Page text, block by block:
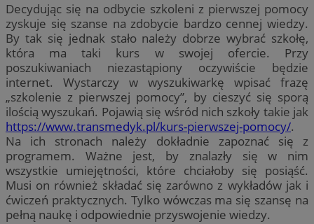
Decydując się na odbycie szkoleni z pierwszej pomocy
zyskuje się szanse na zdobycie bardzo cennej wiedzy.
By tak się jednak stało należy dobrze wybrać szkołę,
która ma taki kurs w swojej ofercie. Przy
poszukiwaniach niezastąpiony oczywiście będzie
internet. Wystarczy w wyszukiwarkę wpisać frazę
„szkolenie z pierwszej pomocy”, by cieszyć się sporą
ilością wyszukań. Pojawią się wśród nich szkoły takie jak
https://www.transmedyk.pl/kurs-pierwszej-pomocy/.
Na ich stronach należy dokładnie zapoznać się z
programem. Ważne jest, by znalazły się w nim
wszystkie umiejętności, które chciałoby się posiąść.
Musi on również składać się zarówno z wykładów jak i
ćwiczeń praktycznych. Tylko wówczas ma się szansę na
pełną naukę i odpowiednie przyswojenie wiedzy.